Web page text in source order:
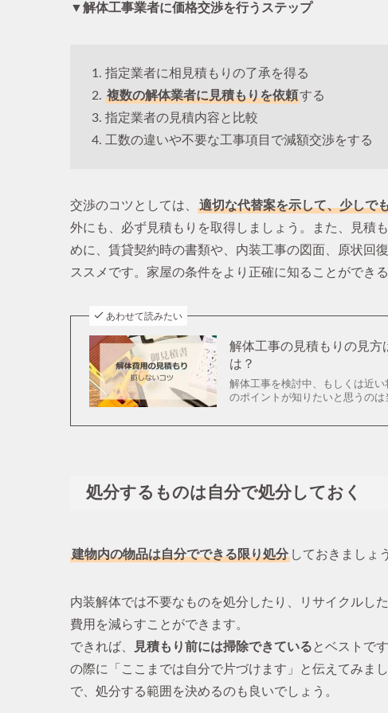
▼解体工事業者に価格交渉を行うステップ
指定業者に相見積もりの了承を得る
複数の解体業者に見積もりを依頼する
指定業者の見積内容と比較
工数の違いや不要な工事項目で減額交渉をする
交渉のコツとしては、 適切な代替案を示して、少しで
外にも、必ず見積もりを取得しましょう。また、見積
めに、賃貸契約時の書類や、内装工事の図面、原状回
ススメです。家屋の条件をより正確に知ることができ
あわせて読みたい
解体工事の見積もりの見方
は？
解体工事を検討中、もしくは近
のポイントが知りたいと思うの
処分するものは自分で処分しておく
建物内の物品は自分でできる限り処分 しておきましょ
内装解体では不要なものを処分したり、リサイクルし
費用を減らすことができます。
できれば、
見積もり前には掃除できているとベストで
の際に「ここまでは自分で片づけます」と伝えてみま
で、処分する範囲を決めるのも良いでしょう。